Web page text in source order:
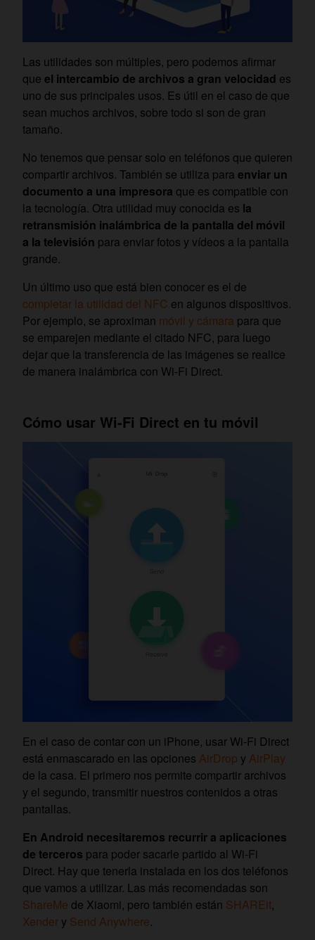
Las utilidades son múltiples, pero podemos afirmar
que el intercambio de archivos a gran velocidad es
uno de sus principales usos. Es útil en el caso de que
sean muchos archivos, sobre todo si son de gran
tamaño.
No tenemos que pensar solo en teléfonos que quieren
compartir archivos. También se utiliza para enviar un
documento a una impresora que es compatible con
la tecnología. Otra utilidad muy conocida es la
retransmisión inalámbrica de la pantalla del móvil
a la televisión para enviar fotos y vídeos a la pantalla
grande.
Un último uso que está bien conocer es el de
completar la utilidad del NFC en algunos dispositivos.
Por ejemplo, se aproximan móvil y cámara para que
se emparejen mediante el citado NFC, para luego
dejar que la transferencia de las imágenes se realice
de manera inalámbrica con Wi-Fi Direct.
Cómo usar Wi-Fi Direct en tu móvil
En el caso de contar con un iPhone, usar Wi-Fi Direct
está enmascarado en las opciones AirDrop y AirPlay
de la casa. El primero nos permite compartir archivos
y el segundo, transmitir nuestros contenidos a otras
pantallas.
En Android necesitaremos recurrir a aplicaciones
de terceros para poder sacarle partido al Wi-Fi
Direct. Hay que tenerla instalada en los dos teléfonos
que vamos a utilizar. Las más recomendadas son
ShareMe de Xiaomi, pero también están SHAREit,
Xender y Send Anywhere.